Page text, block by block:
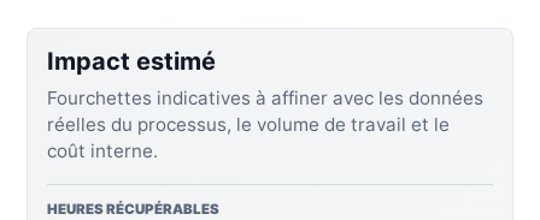
Impact estimé
Fourchettes indicatives à affiner avec les données
réelles du processus, le volume de travail et le
coût interne.
HEURES RÉCUPÉRABLES